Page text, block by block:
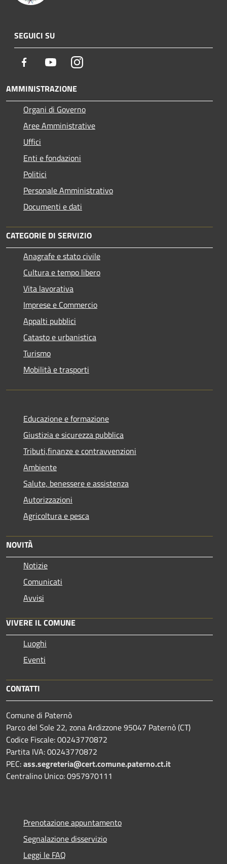
SEGUICI SU
Facebook YoutubeInstagram
AMMINISTRAZIONE
Organi di Governo
Aree Amministrative
Uffici
Enti e fondazioni
Politici
Personale Amministrativo
Documenti e dati
CATEGORIE DI SERVIZIO
Anagrafe e stato civile
Cultura e tempo libero
Vita lavorativa
Imprese e Commercio
Appalti pubblici
Catasto e urbanistica
Turismo
Mobilità e trasporti
Educazione e formazione
Giustizia e sicurezza pubblica
Tributi,finanze e contravvenzioni
Ambiente
Salute, benessere e assistenza
Autorizzazioni
Agricoltura e pesca
NOVITÀ
Notizie
Comunicati
Avvisi
VIVERE IL COMUNE
Luoghi
Eventi
CONTATTI
Comune di Paternò
Parco del Sole 22, zona Ardizzone 95047 Paternò (CT)
Codice Fiscale: 00243770872
Partita IVA: 00243770872
PEC:ass.segreteria@cert.comune.paterno.ct.it
Centralino Unico: 0957970111
Prenotazione appuntamento
Segnalazione disservizio
Leggi le FAQ